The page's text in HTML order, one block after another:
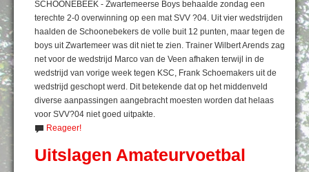
SCHOONEBEEK - Zwartemeerse Boys behaalde zondag een
terechte 2-0 overwinning op een mat SVV ?04. Uit vier wedstrijden
haalden de Schoonebekers de volle buit 12 punten, maar tegen de
boys uit Zwartemeer was dit niet te zien. Trainer Wilbert Arends zag
net voor de wedstrijd Marco van de Veen afhaken terwijl in de
wedstrijd van vorige week tegen KSC, Frank Schoemakers uit de
wedstrijd geschopt werd. Dit betekende dat op het middenveld
diverse aanpassingen aangebracht moesten worden dat helaas
voor SVV?04 niet goed uitpakte.
Reageer!
Uitslagen Amateurvoetbal